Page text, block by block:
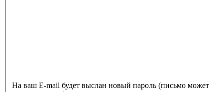
На ваш E-mail будет выслан новый пароль (письмо может